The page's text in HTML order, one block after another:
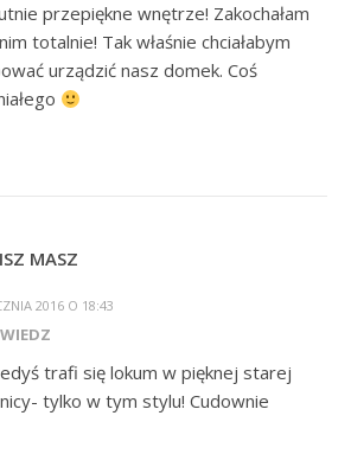
przepiękne wnętrze! Zakochałam
totalnie! Tak właśnie chciałabym
urządzić nasz domek. Coś
MASZ
2016 O 18:43
trafi się lokum w pięknej starej
tylko w tym stylu! Cudownie